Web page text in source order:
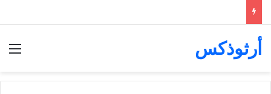
أرثوذكس